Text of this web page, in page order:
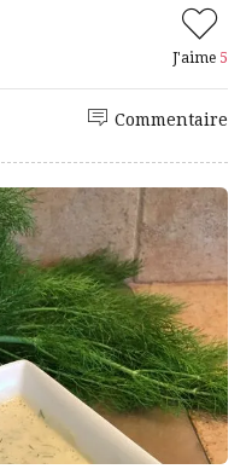
J'aime 5
Commentaire